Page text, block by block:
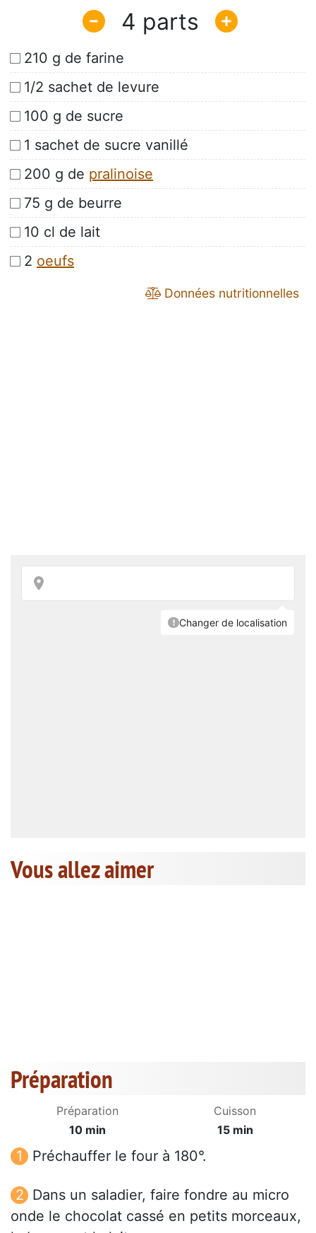
4
210 g de farine
1/2 sachet de levure
100 g de sucre
1 sachet de sucre vanillé
200 g de pralinoise
75 g de beurre
10 cl de lait
2 oeufs
Données nutritionnelles
Vous allez aimer
Préparation
Préparation
10 min
Cuisson
15 min
Préchauffer le four à 180°.
Dans un saladier, faire fondre au micro
onde le chocolat cassé en petits morceaux,